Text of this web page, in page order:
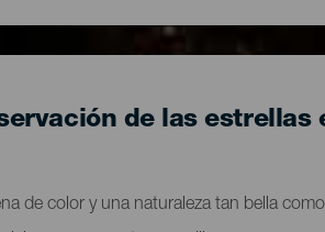
de las estrellas
de color y una naturaleza tan bella